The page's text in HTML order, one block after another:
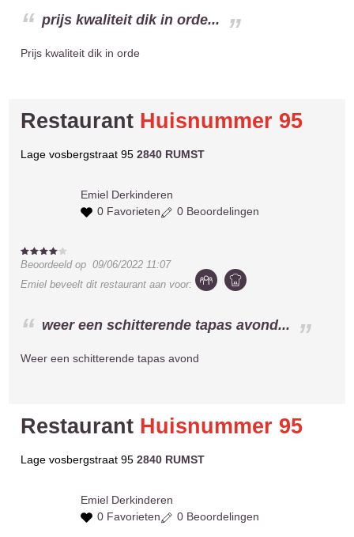
prijs kwaliteit dik in orde...
Prijs kwaliteit dik in orde
Restaurant Huisnummer 95
Lage vosbergstraat 95 2840 RUMST
Emiel Derkinderen
0 Favorieten
0 Beoordelingen
Beoordeeld op09/06/2022 11:07
Emiel beveelt dit restaurant aan voor:
weer een schitterende tapas avond...
Weer een schitterende tapas avond
Restaurant Huisnummer 95
Lage vosbergstraat 95 2840 RUMST
Emiel Derkinderen
0 Favorieten
0 Beoordelingen